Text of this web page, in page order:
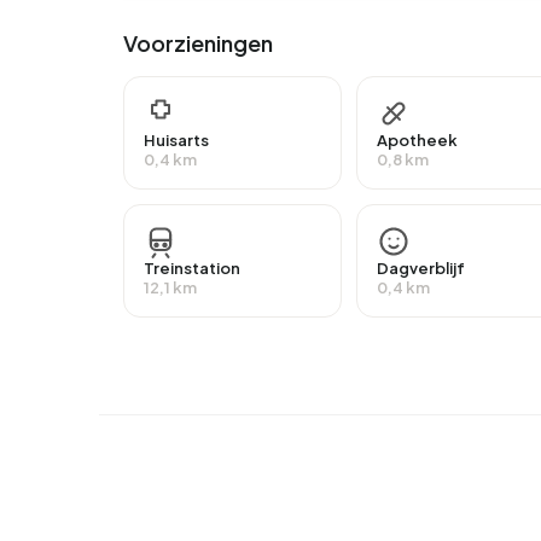
Van de 850 inwoners heeft ongeveer 40%
dan het nationale gemiddelde van 65%. Het
terwijl 13% als zelfstandige actief is. In
grootste groep is die met een AOW-uitkering.
In Bloemenbuurt zijn er 487 woningen met een
ongeveer 99% bewoond en 1% onbewoond.
84% huurwoningen en 16% koopwoningen. Van
door Opschoor Makelaar op
Voorzieningen
Huisarts
0,4 km
Apotheek
0,8 km
Treinstation
12,1 km
Dagverblijf
0,4 km